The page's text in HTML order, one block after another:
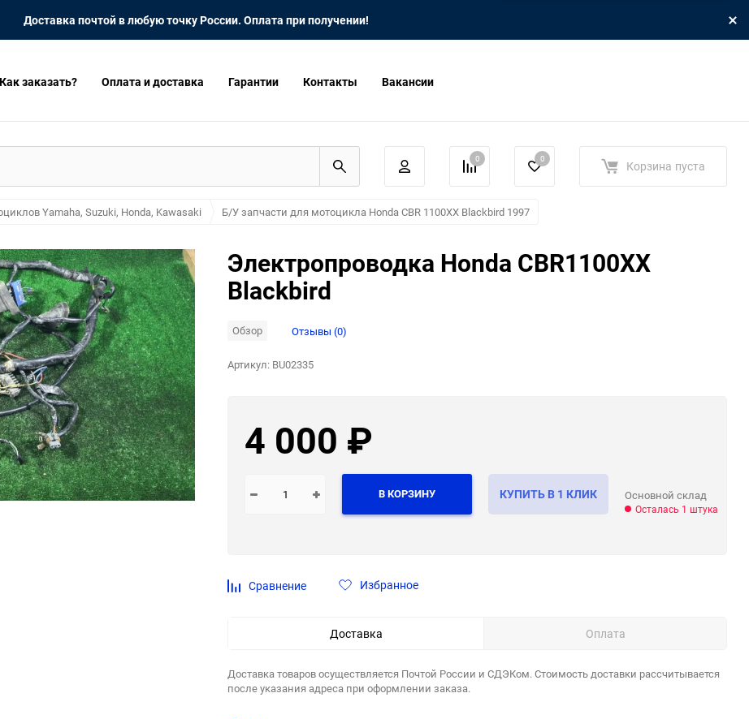
Доставка почтой в любую точку России. Оплата при получении!
Как заказать? Оплата и доставка Гарантии Контакты Вакансии
0 0 Корзина пуста
Yamaha, Suzuki, Honda, Kawasaki Б/У запчасти для мотоцикла Honda CBR 1100XX Blackbird 1997
Электропроводка Honda CBR1100XX
Blackbird
Обзор Отзывы (0)
Артикул: BU02335
4 000 ₽
В КОРЗИНУ КУПИТЬ В 1 КЛИК Основной склад
Осталась 1 штука
Сравнение Избранное
Доставка Оплата
Доставка товаров осуществляется Почтой России и СДЭКом. Стоимость доставки рассчитывается
после указания адреса при оформлении заказа.